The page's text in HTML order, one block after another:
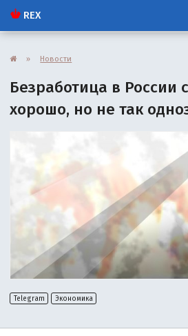
REX
» Новости
Безработица в России
хорошо, но не так
Telegram Экономика